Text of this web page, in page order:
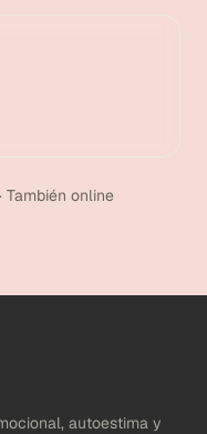
online
autoestima y